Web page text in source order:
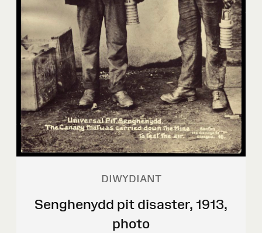
DIWYDIANT
Senghenydd pit disaster, 1913,
photo